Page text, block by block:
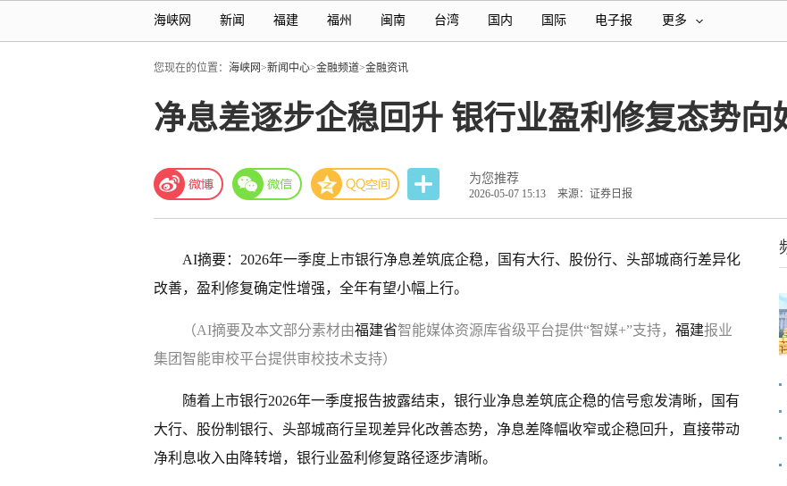
海峡网 新闻 福建 福州 闽南 台湾 国内 国际 电子报 更多
您现在的位置： 海峡网>新闻中心>金融频道>金融资讯
净息差逐步企稳回升 银行业盈利修复态势向
为您推荐
2026-05-07 15:13 来源：证券日报
AI摘要：2026年一季度上市银行净息差筑底企稳，国有大行、股份行、头部城商行差异化
改善，盈利修复确定性增强，全年有望小幅上行。
（AI摘要及本文部分素材由福建省智能媒体资源库省级平台提供“智媒+”支持， 福建报业
集团智能审校平台提供审校技术支持）
随着上市银行2026年一季度报告披露结束，银行业净息差筑底企稳的信号愈发清晰，国有
大行、股份制银行、头部城商行呈现差异化改善态势，净息差降幅收窄或企稳回升，直接带动
净利息收入由降转增，银行业盈利修复路径逐步清晰。